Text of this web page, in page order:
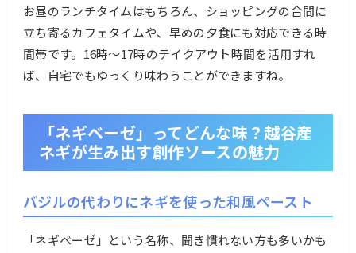
お昼のランチタイムはもちろん、ショッピングの合間に
立ち寄るカフェタイムや、早めの夕食にも対応できる時
間帯です。16時～17時のテイクアウト時間を活用すれ
ば、自宅でもゆっくり味わうことができますね。
「ネギベーゼ」ってどんな味？越谷産
ネギが生み出す創作ソースの魅力
バジルの代わりにネギを使った和風ペースト
「ネギベーゼ」という名称、聞き慣れない方も多いかも